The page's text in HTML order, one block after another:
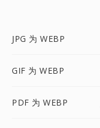
JPG 为 WEBP
GIF 为 WEBP
PDF 为 WEBP